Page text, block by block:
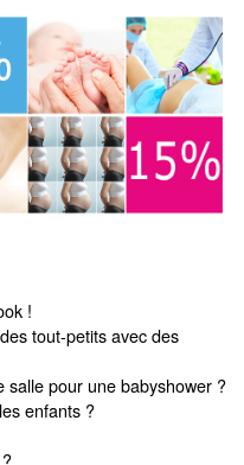
!
tout-petits avec des
salle pour une babyshower ?
enfants ?